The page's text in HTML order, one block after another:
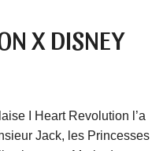
X DISNEY
I Heart Revolution l’a
Jack, les Princesses